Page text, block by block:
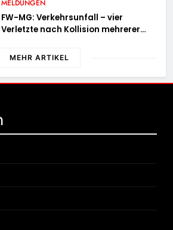
MELDUNGEN
FW-MG: Verkehrsunfall – vier
Verletzte nach Kollision mehrerer
MEHR ARTIKEL